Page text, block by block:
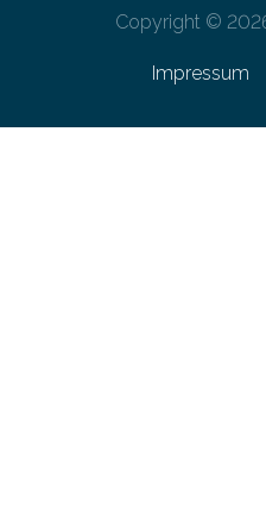
Copyright ©
Impressum